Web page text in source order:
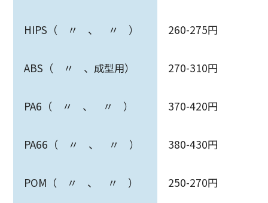
HIPS（ 〃 、 〃 ） 260-275円
ABS（ 〃 、成型用） 270-310円
PA6（ 〃 、 〃 ） 370-420円
PA66（ 〃 、 〃 ） 380-430円
POM（ 〃 、 〃 ） 250-270円